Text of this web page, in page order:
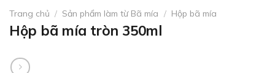
Trang chủ / Sản phẩm làm từ Bã mía / Hộp bã mía
Hộp bã mía tròn 350ml